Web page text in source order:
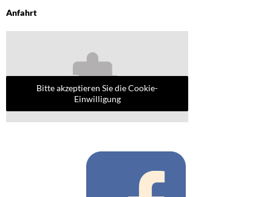
Anfahrt
Bitte akzeptieren Sie die Cookie-
Einwilligung